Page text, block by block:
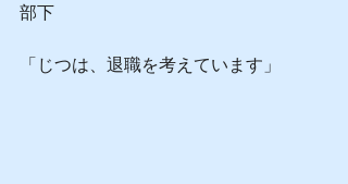
部下
「じつは、退職を考えています」